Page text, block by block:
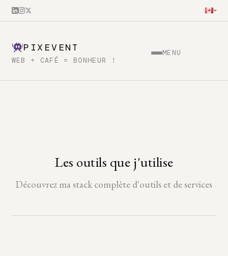
PIXEVENT
WEB + CAFÉ = BONHEUR !
MENU
Les outils que j'utilise
Découvrez ma stack complète d'outils et de services